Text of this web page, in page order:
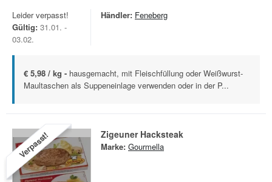
Leider verpasst!
Gültig: 31.01. -
03.02.
Händler: Feneberg
€ 5,98 / kg - hausgemacht, mit Fleischfüllung oder Weißwurst-
Maultaschen als Suppeneinlage verwenden oder in der P...
Verpasst! Zigeuner Hacksteak
Marke: Gourmella